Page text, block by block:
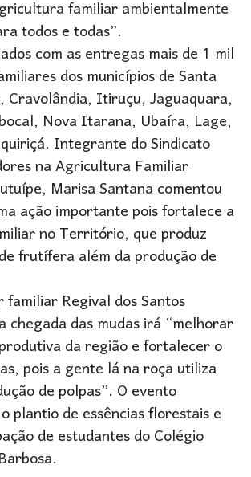
familiar ambientalmente
todos e todas”.
com as entregas mais de 1 mil
dos municípios de Santa
Itiruçu, Jaguaquara,
Nova Itarana, Ubaíra, Lage,
Integrante do Sindicato
na Agricultura Familiar
Marisa Santana comentou
ação importante pois fortalece a
no Território, que produz
frutífera além da produção de
Regival dos Santos
chegada das mudas irá “melhorar
da região e fortalecer o
pois a gente lá na roça utiliza
de polpas”. O evento
plantio de essências florestais e
de estudantes do Colégio